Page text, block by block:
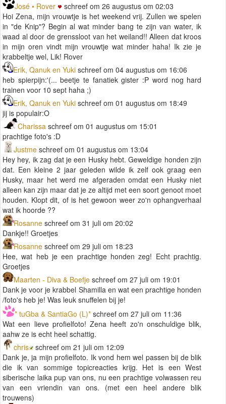
José • Rover
schreef om 26 augustus om 02:03
Hoi Zena, mijn vrouwtje is het weekend vrij. Zullen we spelen
in "de Knip"? Begin al wat minder bang te zijn van water, ik
waad al door de grenssloot van het weiland!! Alleen dat kroos
in mijn oren vindt mijn vrouwtje wat minder haha! Ik zie je
krabbeltje wel, Lik! Rover
Erik, Qanuk en Yuki schreef om 04 augustus om 16:06
heb spierpijn:'(... beetje te fanatiek gister :P word nog hard
trainen voor 10 sept haha ;)
Erik, Qanuk en Yuki schreef om 01 augustus om 18:49
jij is populair:O
Charissa schreef om 01 augustus om 15:01
prachtige foto's :D
Justme schreef om 01 augustus om 13:04
Hey hey, ik zag dat je een Husky hebt. Geweldige honden zijn
dat. Een kleine 2 jaar geleden wilde ik zelf ook graag een
Husky, maar het werd me afgeraden omdat een Husky niet
alleen kan zijn maar dat je ze altijd met een soort genoot moet
houden. Klopt dit, of is het gewoon weer zo'n ophangverhaal
wat ik hoorde ??
Rosanne schreef om 31 juli om 20:02
Dankje!! Groetjes
Rosanne schreef om 29 juli om 18:23
Hee, wat heb je een prachtige honden zeg! Echt prachtig.
Groetjes
Maarten - Diva & Boefje schreef om 27 juli om 19:01
Dank je voor je krabbel Shamilla en wat een prachtige honden
/foto's heb je! Was leuk snuffelen bij je!
* tuGba & SantiaGo (L)* schreef om 27 juli om 11:36
Wat een lieve profielfoto! Zena heeft zo'n onschuldige blik,
aahw ze is echt heel schattig.
chris
schreef om 21 juli om 12:09
Dank je, ja mijn profielfoto. Ik vond hem wel passen bij de blik
die ik van sommige topicreacties krijg. Het is een West
siberische laika pup van ons, nu een prachtige volwassen reu
van een vriendin van ons. (met een heel andere blik
trouwens)